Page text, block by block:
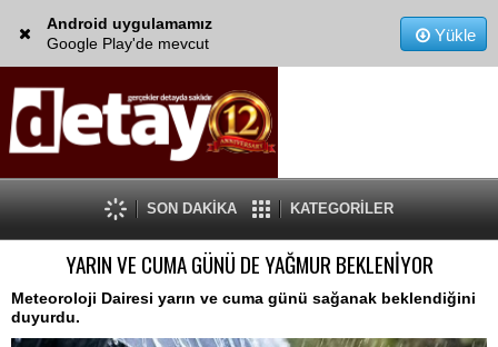
Android uygulamamız
Google Play'de mevcut
Yükle
SON DAKİKA KATEGORİLER
YARIN VE CUMA GÜNÜ DE YAĞMUR BEKLENİYOR
Meteoroloji Dairesi yarın ve cuma günü sağanak beklendiğini
duyurdu.